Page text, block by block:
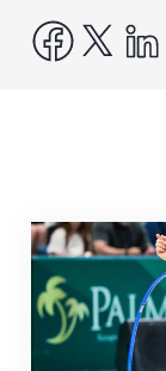
facebook
x
Nächster